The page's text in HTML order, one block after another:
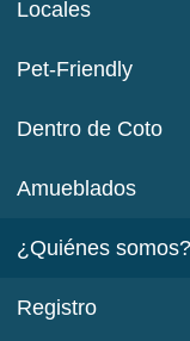
Locales
Pet-Friendly
Dentro de Coto
Amueblados
¿Quiénes somos?
Registro